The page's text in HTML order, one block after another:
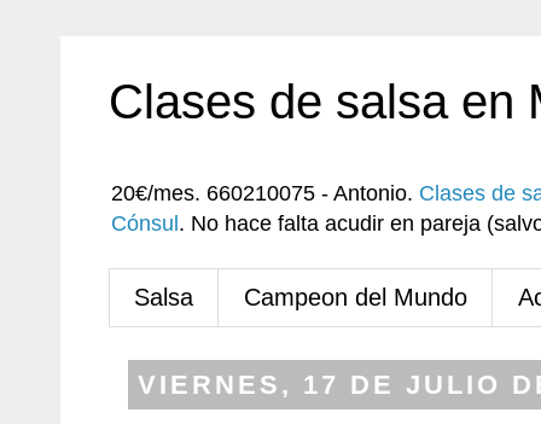
Clases de salsa en
20€/mes. 660210075 - Antonio. Clases de
Cónsul . No hace falta acudir en pareja
Salsa Campeon del Mundo
VIERNES, 17 DE JULIO